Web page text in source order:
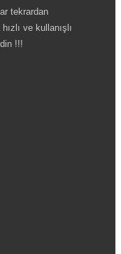
tekrardan
ve kullanışlı
!!!